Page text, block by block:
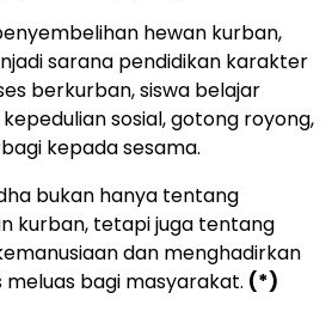
hewan kurban,
sarana pendidikan karakter
berkurban, siswa belajar
sosial, gotong royong,
kepada sesama.
bukan hanya tentang
kurban, tetapi juga tentang
dan menghadirkan
bagi masyarakat. (*)